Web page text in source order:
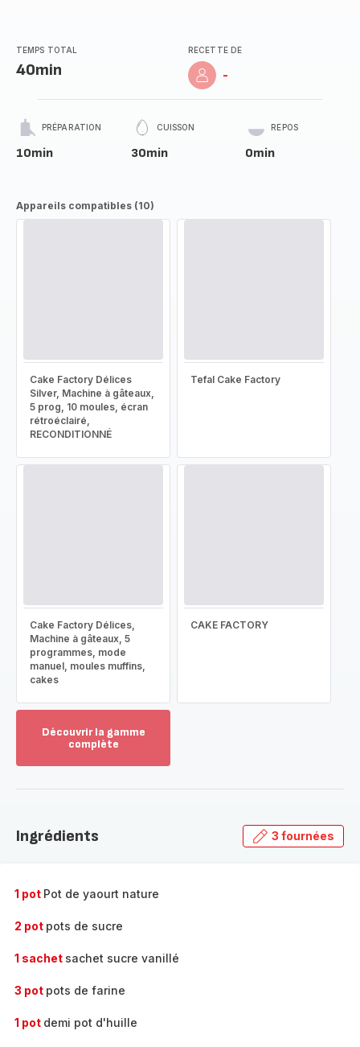
TEMPS TOTAL
40min
RECETTE DE
-
PRÉPARATION
10min
CUISSON
30min
REPOS
0min
Appareils compatibles (10)
Cake Factory Délices
Silver, Machine à gâteaux,
5 prog, 10 moules, écran
rétroéclairé,
RECONDITIONNÉ
Tefal Cake Factory
Cake Factory Délices,
Machine à gâteaux, 5
programmes, mode
manuel, moules muffins,
cakes
CAKE FACTORY
Découvrir la gamme
complète
gamme
Ingrédients 3 fournées
1 pot Pot de yaourt nature
2 pot pots de sucre
1 sachet sachet sucre vanillé
3 pot pots de farine
1 pot demi pot d'huille